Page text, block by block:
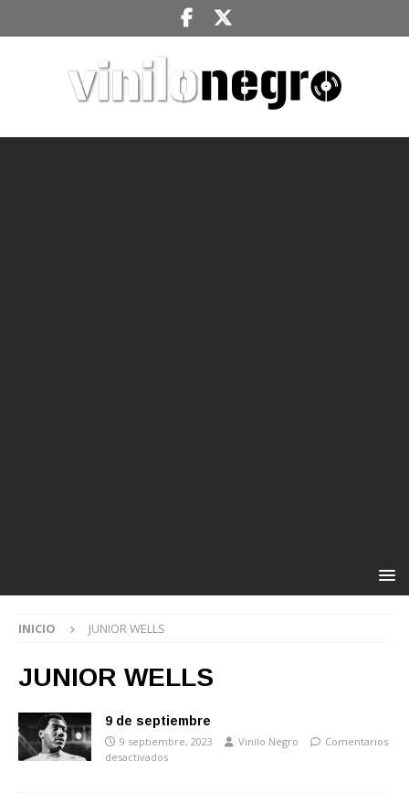
INICIO JUNIOR WELLS
JUNIOR WELLS
9 de septiembre
9 septiembre, 2023 Vinilo Negro
Comentarios
desactivados